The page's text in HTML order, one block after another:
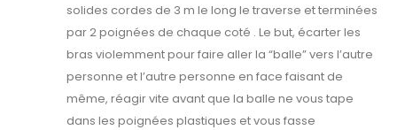
solides cordes de 3 m le long le traverse et terminées
par 2 poignées de chaque coté . Le but, écarter les
bras violemment pour faire aller la “balle” vers l’autre
personne et l’autre personne en face faisant de
même, réagir vite avant que la balle ne vous tape
dans les poignées plastiques et vous fasse